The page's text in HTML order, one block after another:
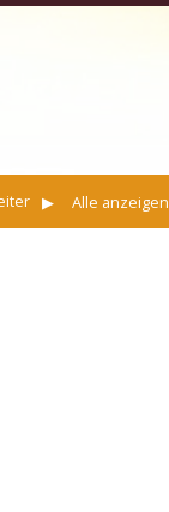
Alle anzeigen